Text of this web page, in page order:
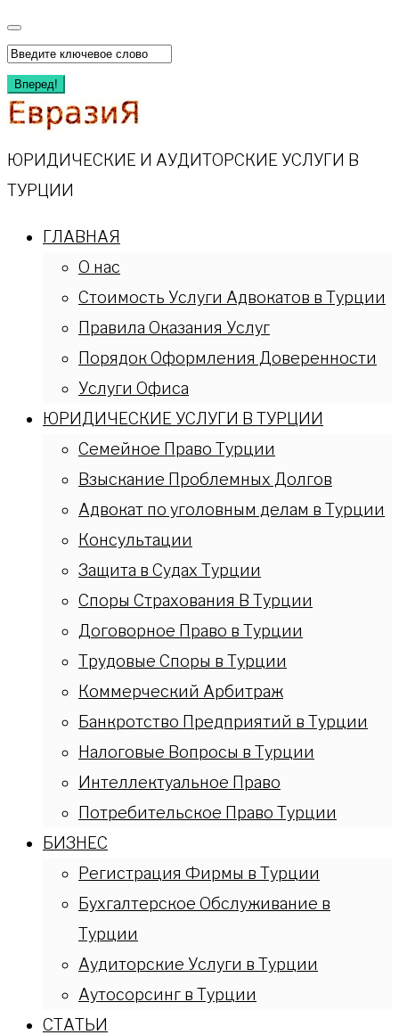
Перейти
к
содержимому
Искать:
Вперед!
ЮРИДИЧЕСКИЕ И АУДИТОРСКИЕ УСЛУГИ В
ТУРЦИИ
ГЛАВНАЯ
О нас
Стоимость Услуги Адвокатов в Турции
Правила Оказания Услуг
Порядок Оформления Доверенности
Услуги Офиса
ЮРИДИЧЕСКИЕ УСЛУГИ В ТУРЦИИ
Семейное Право Турции
Взыскание Проблемных Долгов
Адвокат по уголовным делам в Турции
Консультации
Защита в Судах Турции
Споры Страхования В Турции
Договорное Право в Турции
Трудовые Споры в Турции
Коммерческий Арбитраж
Банкротство Предприятий в Турции
Налоговые Вопросы в Турции
Интеллектуальное Право
Потребительское Право Турции
БИЗНЕС
Регистрация Фирмы в Турции
Бухгалтерское Обслуживание в
Турции
Аудиторские Услуги в Турции
Аутосорсинг в Турции
СТАТЬИ